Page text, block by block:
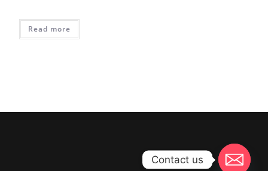
Read more
Contact us